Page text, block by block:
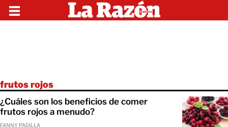
frutos rojos
¿Cuáles son los beneficios de comer
frutos rojos a menudo?
FANNY PADILLA